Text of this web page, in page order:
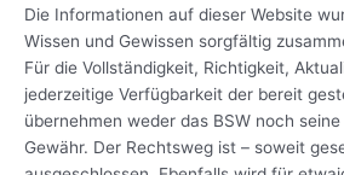
Die Informationen auf dieser Website
Wissen und Gewissen sorgfältig
Für die Vollständigkeit, Richtigkeit,
jederzeitige Verfügbarkeit der bereit
übernehmen weder das BSW noch
Gewähr. Der Rechtsweg ist – soweit